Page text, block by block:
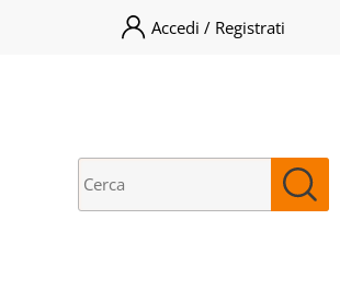
Accedi / Registrati
"Registrati"